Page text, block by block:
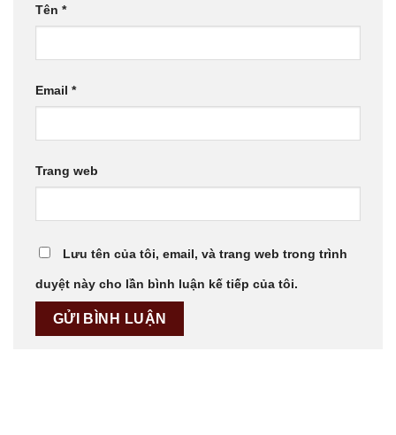
Tên *
Email *
Trang web
Lưu tên của tôi, email, và trang web trong trình
duyệt này cho lần bình luận kế tiếp của tôi.